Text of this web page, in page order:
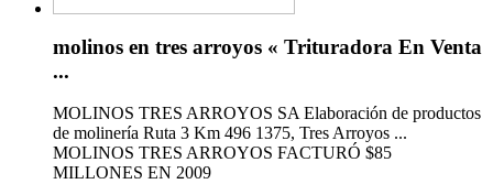
molinos en tres arroyos « Trituradora En Venta
...
MOLINOS TRES ARROYOS SA Elaboración de productos
de molinería Ruta 3 Km 496 1375, Tres Arroyos ...
MOLINOS TRES ARROYOS FACTURÓ $85
MILLONES EN 2009